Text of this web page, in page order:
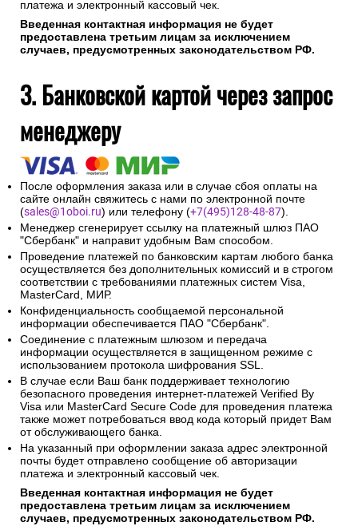
платежа и электронный кассовый чек.
Введенная контактная информация не будет
предоставлена третьим лицам за исключением
случаев, предусмотренных законодательством РФ.
3. Банковской картой через запрос
менеджеру
После оформления заказа или в случае сбоя оплаты на
сайте онлайн свяжитесь с нами по электронной почте
(sales@1oboi.ru) или телефону (+7(495)128-48-87).
Менеджер сгенерирует ссылку на платежный шлюз ПАО
"Сбербанк" и направит удобным Вам способом.
Проведение платежей по банковским картам любого банка
осуществляется без дополнительных комиссий и в строгом
соответствии с требованиями платежных систем Visa,
MasterCard, МИР.
Конфиденциальность сообщаемой персональной
информации обеспечивается ПАО "Сбербанк".
Соединение с платежным шлюзом и передача
информации осуществляется в защищенном режиме с
использованием протокола шифрования SSL.
В случае если Ваш банк поддерживает технологию
безопасного проведения интернет-платежей Verified By
Visa или MasterCard Secure Code для проведения платежа
также может потребоваться ввод кода который придет Вам
от обслуживающего банка.
На указанный при оформлении заказа адрес электронной
почты будет отправлено сообщение об авторизации
платежа и электронный кассовый чек.
Введенная контактная информация не будет
предоставлена третьим лицам за исключением
случаев, предусмотренных законодательством РФ.